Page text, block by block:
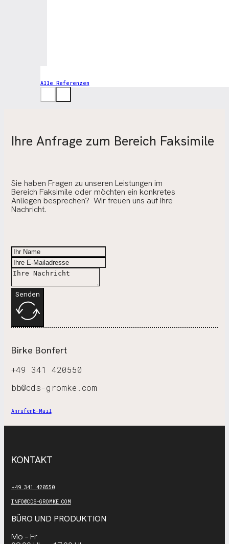
Alle Referenzen
Ihre Anfrage zum Bereich Faksimile
Sie haben Fragen zu unseren Leistungen im
Bereich Faksimile oder möchten ein konkretes
Anliegen besprechen? Wir freuen uns auf Ihre
Nachricht.
Senden
Birke Bonfert
+49 341 420550
bb@cds-gromke.com
Anrufen E-Mail
KONTAKT
+49 341 420550
INFO@CDS-GROMKE.COM
BÜRO UND PRODUKTION
Mo – Fr